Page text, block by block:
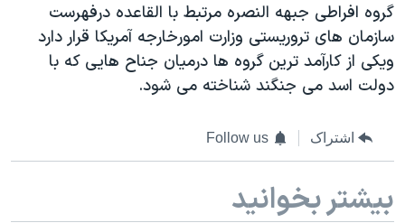
گروه افراطی جبهه النصره مرتبط با القاعده درفهرست
سازمان های تروریستی وزارت امورخارجه آمریکا قرار دارد
ویکی از کارآمد ترین گروه ها درمیان جناح هایی که با
دولت اسد می جنگند شناخته می شود.
اشتراک Follow us
بیشتر بخوانید